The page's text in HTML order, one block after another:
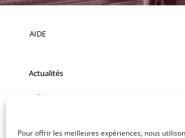
Pour offrir les meilleures expériences, nous
AIDE
Actualités
Relations presse